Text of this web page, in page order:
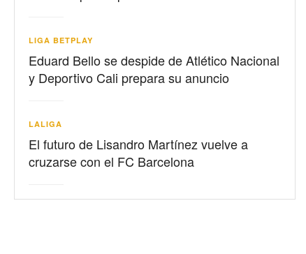
LIGA BETPLAY
Eduard Bello se despide de Atlético Nacional
y Deportivo Cali prepara su anuncio
LALIGA
El futuro de Lisandro Martínez vuelve a
cruzarse con el FC Barcelona